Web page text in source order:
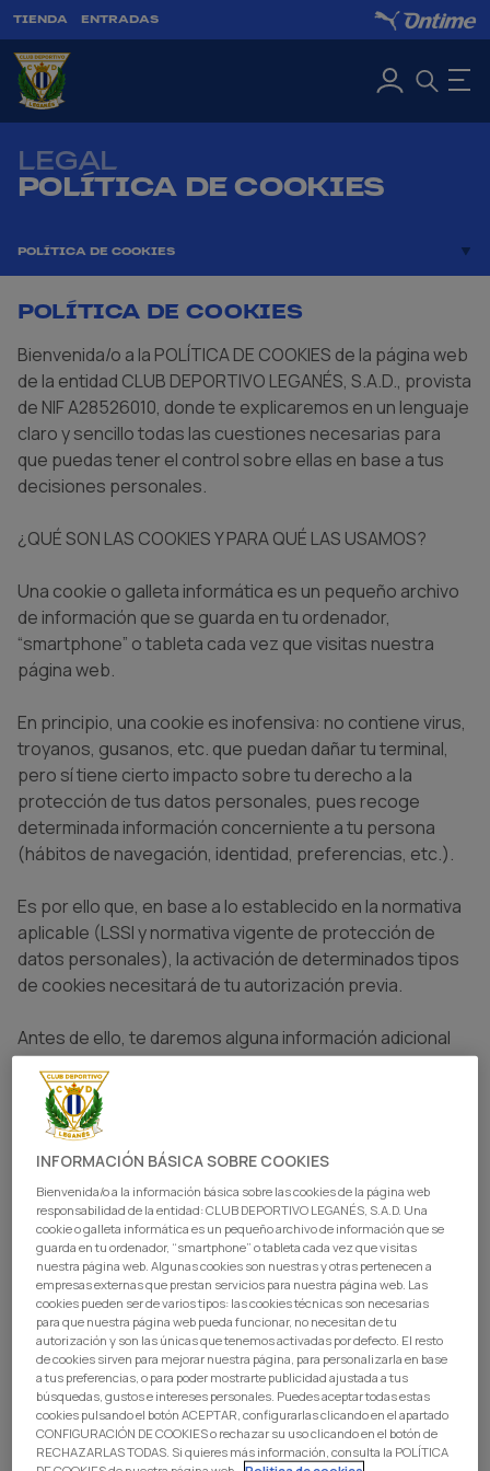
TIENDA ENTRADAS
POLÍTICA DE COOKIES
LEGAL
POLÍTICA DE COOKIES
POLÍTICA DE COOKIES
Bienvenida/o a la POLÍTICA DE COOKIES de la página web
de la entidad CLUB DEPORTIVO LEGANÉS, S.A.D., provista
de NIF A28526010, donde te explicaremos en un lenguaje
claro y sencillo todas las cuestiones necesarias para
que puedas tener el control sobre ellas en base a tus
decisiones personales.
¿QUÉ SON LAS COOKIES Y PARA QUÉ LAS USAMOS?
Una cookie o galleta informática es un pequeño archivo
de información que se guarda en tu ordenador,
“smartphone” o tableta cada vez que visitas nuestra
página web.
En principio, una cookie es inofensiva: no contiene virus,
troyanos, gusanos, etc. que puedan dañar tu terminal,
pero sí tiene cierto impacto sobre tu derecho a la
protección de tus datos personales, pues recoge
determinada información concerniente a tu persona
(hábitos de navegación, identidad, preferencias, etc.).
Es por ello que, en base a lo establecido en la normativa
aplicable (LSSI y normativa vigente de protección de
datos personales), la activación de determinados tipos
de cookies necesitará de tu autorización previa.
Antes de ello, te daremos alguna información adicional
que te ayudará a una mejor toma de decisiones al
respecto:
Las cookies pueden ser de varios tipos en función de su
finalidad:
Las cookies técnicas son necesarias para que nuestra
página web pueda funcionar, no necesitan de tu
autorización y son las únicas que tenemos activadas por
defecto.
El resto de cookies sirven para mejorar nuestra página,
para personalizarla en base a tus preferencias, o para
poder mostrarte publicidad ajustada a tus búsquedas,
gustos e intereses personales. Puedes aceptar todas
estas cookies pulsando el botón ACEPTAR o
INFORMACIÓN BÁSICA SOBRE COOKIES
Bienvenida/o a la información básica sobre las cookies de la página web
responsabilidad de la entidad: CLUB DEPORTIVO LEGANÉS, S.A.D. Una
cookie o galleta informática es un pequeño archivo de información que se
guarda en tu ordenador, “smartphone” o tableta cada vez que visitas
nuestra página web. Algunas cookies son nuestras y otras pertenecen a
empresas externas que prestan servicios para nuestra página web. Las
cookies pueden ser de varios tipos: las cookies técnicas son necesarias
para que nuestra página web pueda funcionar, no necesitan de tu
autorización y son las únicas que tenemos activadas por defecto. El resto
de cookies sirven para mejorar nuestra página, para personalizarla en base
a tus preferencias, o para poder mostrarte publicidad ajustada a tus
búsquedas, gustos e intereses personales. Puedes aceptar todas estas
cookies pulsando el botón ACEPTAR, configurarlas clicando en el apartado
CONFIGURACIÓN DE COOKIES o rechazar su uso clicando en el botón de
RECHAZARLAS TODAS. Si quieres más información, consulta la POLÍTICA